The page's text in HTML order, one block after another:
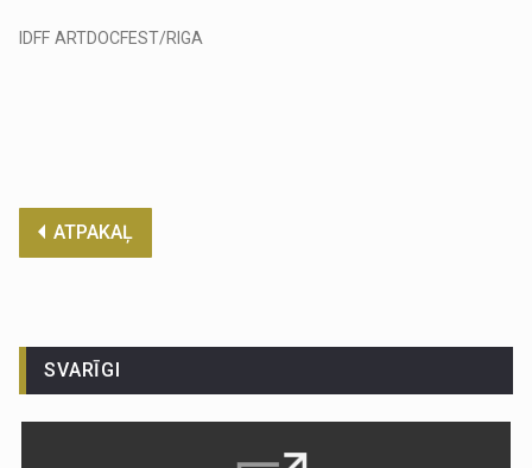
IDFF ARTDOCFEST/RIGA
ATPAKAĻ
SVARĪGI